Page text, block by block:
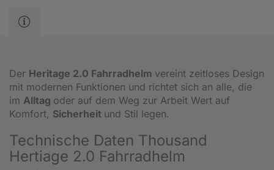
Der Heritage 2.0 Fahrradhelm vereint zeitloses Design
mit modernen Funktionen und richtet sich an alle, die
im Alltag oder auf dem Weg zur Arbeit Wert auf
Komfort, Sicherheit und Stil legen.
Technische Daten Thousand
Hertiage 2.0 Fahrradhelm